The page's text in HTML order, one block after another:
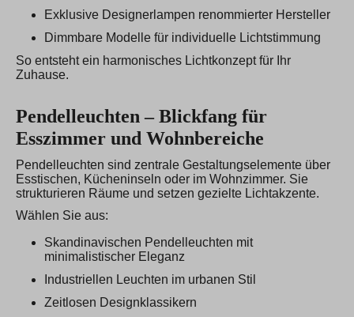
Exklusive Designerlampen renommierter Hersteller
Dimmbare Modelle für individuelle Lichtstimmung
So entsteht ein harmonisches Lichtkonzept für Ihr
Zuhause.
Pendelleuchten – Blickfang für
Esszimmer und Wohnbereiche
Pendelleuchten sind zentrale Gestaltungselemente über
Esstischen, Kücheninseln oder im Wohnzimmer. Sie
strukturieren Räume und setzen gezielte Lichtakzente.
Wählen Sie aus:
Skandinavischen Pendelleuchten mit
minimalistischer Eleganz
Industriellen Leuchten im urbanen Stil
Zeitlosen Designklassikern